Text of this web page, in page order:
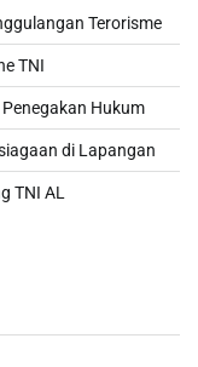
Terorisme
TNI
Hukum
di Lapangan
TNI AL